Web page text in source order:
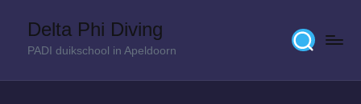
Delta Phi Diving
PADI duikschool in Apeldoorn